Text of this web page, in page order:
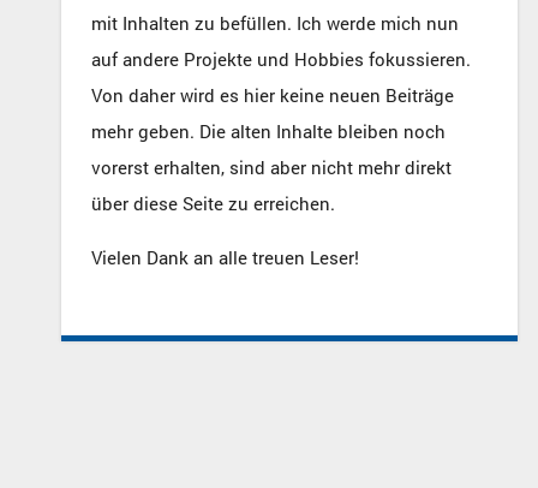
mit Inhalten zu befüllen. Ich werde mich nun
auf andere Projekte und Hobbies fokussieren.
Von daher wird es hier keine neuen Beiträge
mehr geben. Die alten Inhalte bleiben noch
vorerst erhalten, sind aber nicht mehr direkt
über diese Seite zu erreichen.
Vielen Dank an alle treuen Leser!